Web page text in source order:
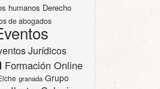
humanos Derecho
de abogados
Jurídicos
Formación Online
granada Grupo